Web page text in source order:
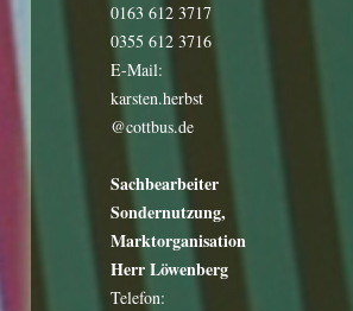
0163 612 3717
0355 612 3716
E-Mail:
karsten.herbst
@cottbus.de
Sachbearbeiter
Sondernutzung,
Marktorganisation
Herr Löwenberg
Telefon: